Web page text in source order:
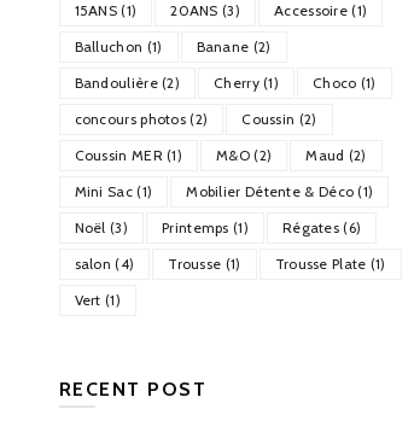
15ANS (1) 20ANS (3)
Accessoire (1)
Balluchon (1)
Banane (2)
Bandoulière (2)
Cherry (1)
Choco (1)
concours photos (2)
Coussin (2)
Coussin MER (1)
M&O (2)
Maud (2)
Mini Sac (1)
Mobilier Détente & Déco (1)
Noël (3)
Printemps (1)
Régates (6)
salon (4)
Trousse (1)
Trousse Plate (1)
Vert (1)
RECENT POST